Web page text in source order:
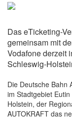
Das eTicketing-
gemeinsam mit
Vodafone derzeit
Schleswig-
Die Deutsche Bahn
im Stadtgebiet
Holstein, der
AUTOKRAFT das